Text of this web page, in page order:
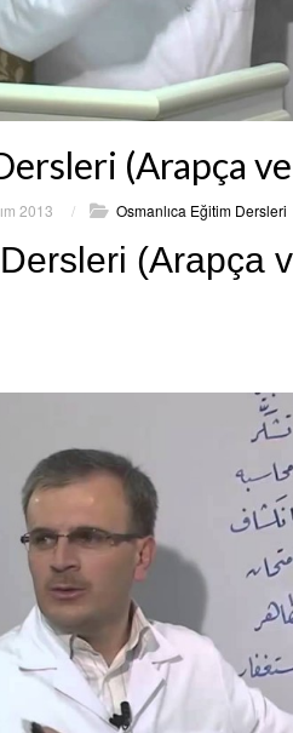
(Arapça
2013 / Osmanlıca Eğitim Dersleri
(Arapça